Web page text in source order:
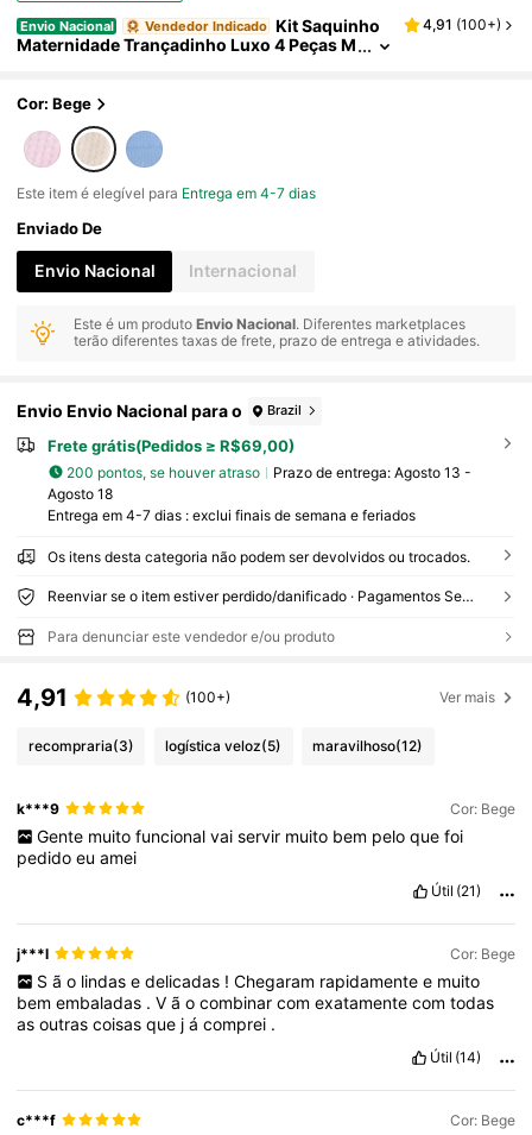
Envio Nacional Vendedor Indicado Kit Saquinho
Maternidade Trançadinho Luxo 4 Peças M
4,91 (100+)
Cor: Bege
Este item é elegível para Entrega em 4-7 dias
Enviado De
Envio Nacional Internacional
Este é um produtoEnvio Nacional. Diferentes marketplaces
terão diferentes taxas de frete, prazo de entrega e atividades.
Envio Envio Nacional para o Brazil
Frete grátis(Pedidos ≥ R$69,00)
200 pontos, se houver atraso Prazo de entrega: Agosto 13 -
Agosto 18
Entrega em 4-7 dias : exclui finais de semana e feriados
Os itens desta categoria não podem ser devolvidos ou trocados.
Reenviar se o item estiver perdido/danificado · Pagamentos Seguros · Proteção de privacidade
Para denunciar este vendedor e/ou produto
4,91 (100+) Ver mais
recompraria(3) logística veloz(5) maravilhoso(12)
k***9 Cor: Bege
Gente muito funcional vai servir muito bem pelo que foi
pedidoeuamei
Útil (21)
j***l Cor: Bege
S ã o lindas e delicadas ! Chegaram rapidamente e muito
bemembaladas .Vãocombinarcomexatamentecomtodas
asoutrascoisasque jácomprei .
Útil (14)
c***f Cor: Bege